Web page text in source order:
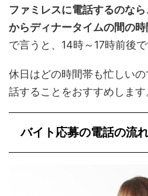
ファミレスに電話するのな
からディナータイムの間の時
で言うと、14時～17時前後で
休日はどの時間帯も忙しい
話することをおすすめします
バイト応募の電話の流